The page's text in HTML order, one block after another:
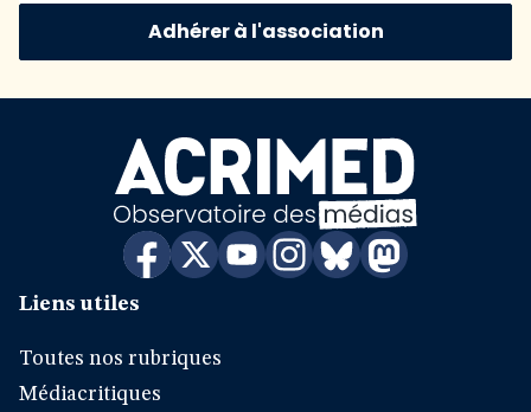
Adhérer à l'association
Liens utiles
Toutes nos rubriques
Médiacritiques